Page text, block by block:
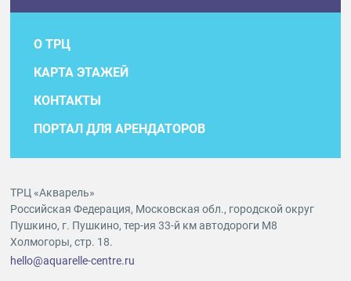
О ТРЦ
КАРТА ЭТАЖЕЙ
КОНТАКТЫ
ПОРТАЛ ДЛЯ АРЕНДАТОРОВ
ТРЦ «Акварель»
Российская Федерация, Московская обл., городской округ
Пушкино, г. Пушкино, тер-ия 33-й км автодороги М8
Холмогоры, стр. 18.
hello@aquarelle-centre.ru